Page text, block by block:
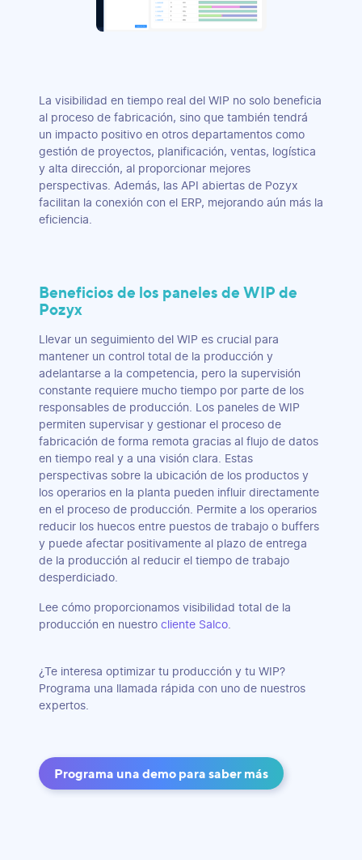
La visibilidad en tiempo real del WIP no solo beneficia
al proceso de fabricación, sino que también tendrá
un impacto positivo en otros departamentos como
gestión de proyectos, planificación, ventas, logística
y alta dirección, al proporcionar mejores
perspectivas. Además, las API abiertas de Pozyx
facilitan la conexión con el ERP, mejorando aún más la
eficiencia.
Beneficios de los paneles de WIP de
Pozyx
Llevar un seguimiento del WIP es crucial para
mantener un control total de la producción y
adelantarse a la competencia, pero la supervisión
constante requiere mucho tiempo por parte de los
responsables de producción. Los paneles de WIP
permiten supervisar y gestionar el proceso de
fabricación de forma remota gracias al flujo de datos
en tiempo real y a una visión clara. Estas
perspectivas sobre la ubicación de los productos y
los operarios en la planta pueden influir directamente
en el proceso de producción. Permite a los operarios
reducir los huecos entre puestos de trabajo o buffers
y puede afectar positivamente al plazo de entrega
de la producción al reducir el tiempo de trabajo
desperdiciado.
Lee cómo proporcionamos visibilidad total de la
producción en nuestro cliente Salco.
¿Te interesa optimizar tu producción y tu WIP?
Programa una llamada rápida con uno de nuestros
expertos.
Programa una demo para saber más